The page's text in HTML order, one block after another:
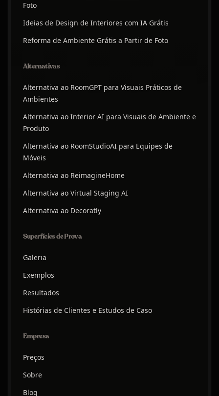
Foto
Ideias de Design de Interiores com IA Grátis
Reforma de Ambiente Grátis a Partir de Foto
Alternativas
Alternativa ao RoomGPT para Visuais Práticos de
Ambientes
Alternativa ao Interior AI para Visuais de Ambiente e
Produto
Alternativa ao RoomStudioAI para Equipes de
Móveis
Alternativa ao ReimagineHome
Alternativa ao Virtual Staging AI
Alternativa ao Decoratly
Superfícies de Prova
Galeria
Exemplos
Resultados
Histórias de Clientes e Estudos de Caso
Empresa
Preços
Sobre
Blog